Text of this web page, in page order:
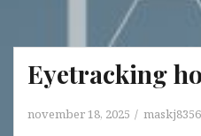
Eyetracking
november 18, 2025 maskj8356